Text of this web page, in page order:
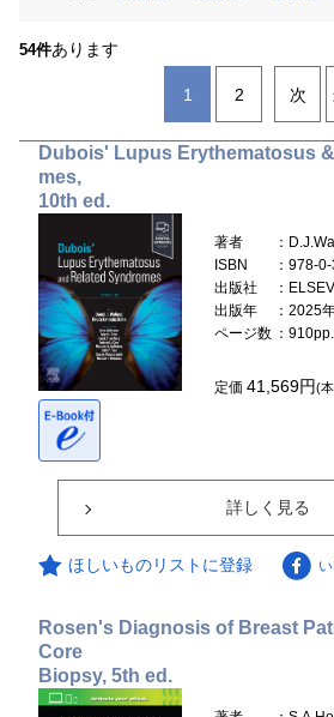
54件あります
1 2 次
Dubois' Lupus Erythematosus
mes,
10th ed.
著者
：
ISBN
：978-
出版社
：
出版年
：2025
ページ数 ：910pp.
定価41,569円(
詳しく見る
ほしいものリストに登録
Rosen's Diagnosis of Breast
Core
Biopsy, 5th ed.